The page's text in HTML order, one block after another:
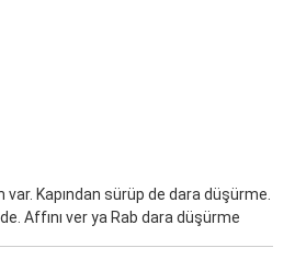
Kapından sürüp de dara düşürme.
Affını ver ya Rab dara düşürme